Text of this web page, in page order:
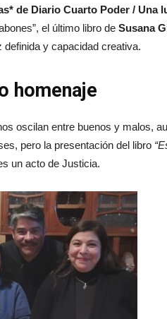
de Diario Cuarto Poder / Una
el último libro de Susana
y capacidad creativa.
homenaje
oscilan entre buenos y malos,
pero la presentación del libro
un acto de Justicia.